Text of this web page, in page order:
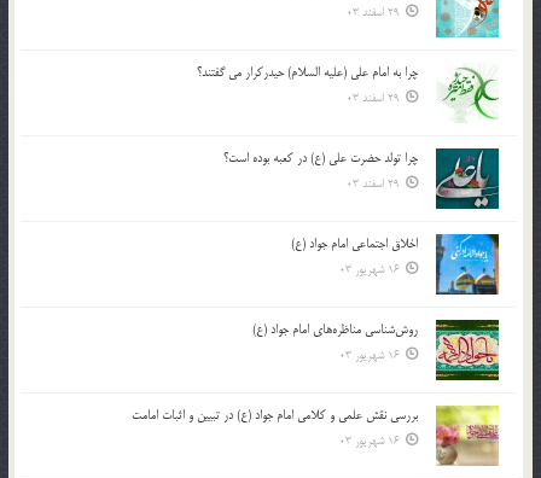
29 اسفند 03
چرا به امام علی (علیه السلام) حیدرکرار می گفتند؟
29 اسفند 03
چرا تولد حضرت علی (ع) در کعبه بوده است؟
29 اسفند 03
اخلاق اجتماعی امام جواد (ع)
16 شهریور 03
روش‌شناسی مناظره‌های امام جواد (ع)
16 شهریور 03
بررسی نقش علمی و کلامی امام جواد (ع) در تبیین و اثبات امامت
16 شهریور 03